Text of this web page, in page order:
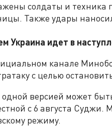
солдаты и техника
Также удары
Украина идет в
канале
с целью
версией может
с 6 августа Суджи.
режиму.